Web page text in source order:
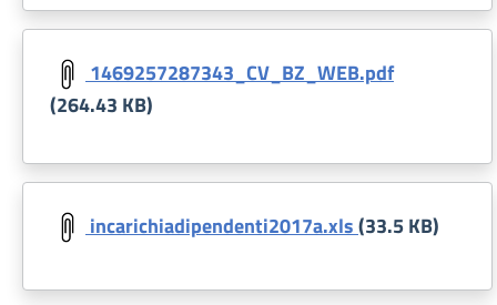
1469257287343_CV_BZ_WEB.pdf
(264.43 KB)
incarichiadipendenti2017a.xls(33.5 KB)